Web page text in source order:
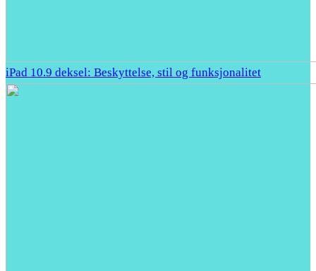
iPad 10.9 deksel: Beskyttelse, stil og funksjonalitet